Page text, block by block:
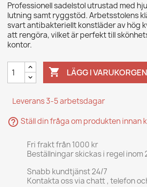
Professionell sadelstol utrustad med
lutning samt ryggstöd. Arbetsstolens
svart antibakteriellt konstläder av hög
att rengöra, vilket är perfekt till
kontor.
 LÄGG I VARUKORGEN
Leverans 3-5 arbetsdagar
help_outline Ställ din fråga om produkten innan
Fri frakt från 1000 kr
Beställningar skickas i regel inom
Snabb kundtjänst 24/7
Kontakta oss via chatt , telefon